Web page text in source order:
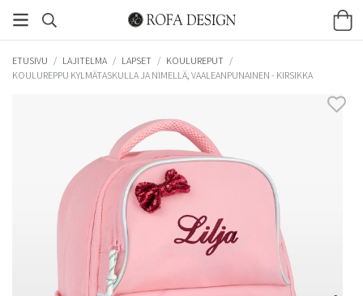
ETUSIVU / LAJITELMA / LAPSET / KOULUREPUT /
KOULUREPPU KYLMÄTASKULLA JA NIMELLÄ, VAALEANPUNAINEN - KIRSIKKA